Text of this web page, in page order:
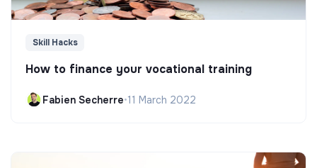
Skill Hacks
How to finance your vocational training
Fabien Secherre•11 March 2022